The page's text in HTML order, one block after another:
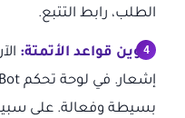
الطلب، رابط التتبع.
تكوين قواعد الأتمتة:
بسيطة وفعالة. على